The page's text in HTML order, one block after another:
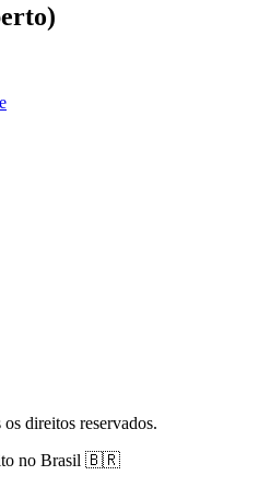
direitos reservados.
no Brasil 🇧🇷